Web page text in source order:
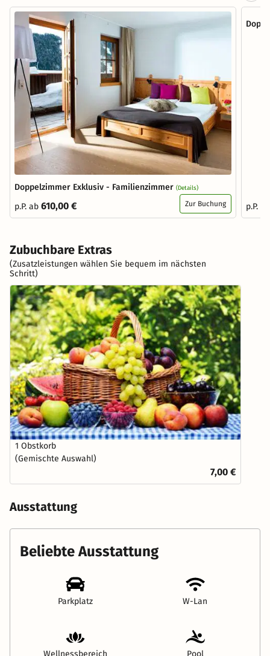
Doppelzimmer Exklusiv - Familienzimmer (Details)
p.P. ab 610,00 € Zur Buchung p.P.
Zubuchbare Extras
(Zusatzleistungen wählen Sie bequem im nächsten
Schritt)
1 Obstkorb
(Gemischte Auswahl)
7,00 €
Ausstattung
Beliebte Ausstattung
Parkplatz W-Lan
Wellnessbereich Pool